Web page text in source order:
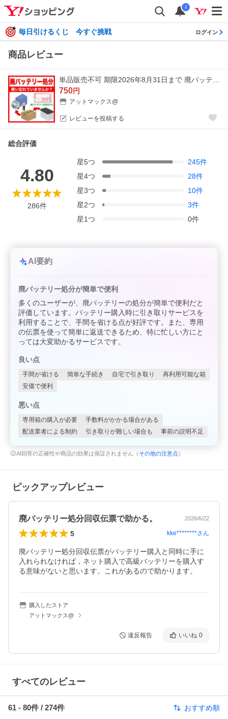
i
毎日引けるくじ 今すぐ挑戦 ログイン
商品レビュー
750円
アットマックス@
レビューを投稿する
総合評価
4.80
286件
星5つ 245件
星4つ 28件
星3つ 10件
星2つ 3件
星1つ 0件
AI要約
廃バッテリー処分が簡単で便利
多くのユーザーが、廃バッテリーの処分が簡単で便利だと
評価しています。バッテリー購入時に引き取りサービスを
利用することで、手間を省ける点が好評です。また、専用
の伝票を使って簡単に返送できるため、特に忙しい方にと
っては大変助かるサービスです。
良い点
手間が省ける 簡単な手続き 自宅で引き取り
再利用可能な箱
安価で便利
悪い点
専用箱の購入が必要
手数料がかかる場合がある
配送業者による制約
引き取りが難しい場合も 事前の説明不足
AI回答の正確性や商品の効果は保証されません（ その他の注意点 ）
ピックアップレビュー
廃バッテリー処分回収伝票で助かる。 2026/6/22
5 kke********さん
廃バッテリー処分回収伝票がバッテリー購入と同時に手に
入れられなければ，ネット購入で高級バッテリーを購入す
る意味がないと思います。これがあるので助かります。
購入したストア
アットマックス@
違反報告 いいね 0
すべてのレビュー
61 - 80件 / 274件 おすすめ順